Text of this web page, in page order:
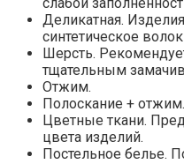
Деликатная.
синтетическое
Шерсть.
тщательным
Отжим.
Полоскание + отжим.
Цветные ткани.
цвета изделий.
Постельное белье.